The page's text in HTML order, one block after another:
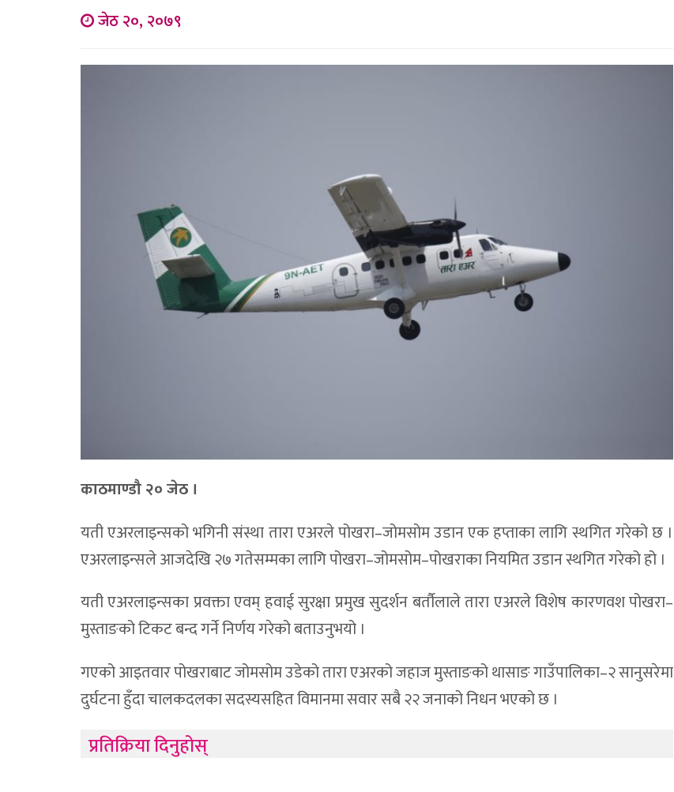
जेठ २०, २०७९
काठमाण्डौ २० जेठ ।
यती एअरलाइन्सको भगिनी संस्था तारा एअरले पोखरा–जोमसोम उडान एक हप्ताका लागि स्थगित गरेको छ ।
एअरलाइन्सले आजदेखि २७ गतेसम्मका लागि पोखरा–जोमसोम–पोखराका नियमित उडान स्थगित गरेको हो ।
यती एअरलाइन्सका प्रवक्ता एवम् हवाई सुरक्षा प्रमुख सुदर्शन बर्तौलाले तारा एअरले विशेष कारणवश पोखरा–
मुस्ताङको टिकट बन्द गर्ने निर्णय गरेको बताउनुभयो ।
गएको आइतवार पोखराबाट जोमसोम उडेको तारा एअरको जहाज मुस्ताङको थासाङ गाउँपालिका–२ सानुसरेमा
दुर्घटना हुँदा चालकदलका सदस्यसहित विमानमा सवार सबै २२ जनाको निधन भएको छ ।
प्रतिक्रिया दिनुहोस्